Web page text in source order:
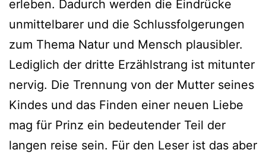
erleben. Dadurch werden die Eindrücke
unmittelbarer und die Schlussfolgerungen
zum Thema Natur und Mensch plausibler.
Lediglich der dritte Erzählstrang ist mitunter
nervig. Die Trennung von der Mutter seines
Kindes und das Finden einer neuen Liebe
mag für Prinz ein bedeutender Teil der
langen reise sein. Für den Leser ist das aber